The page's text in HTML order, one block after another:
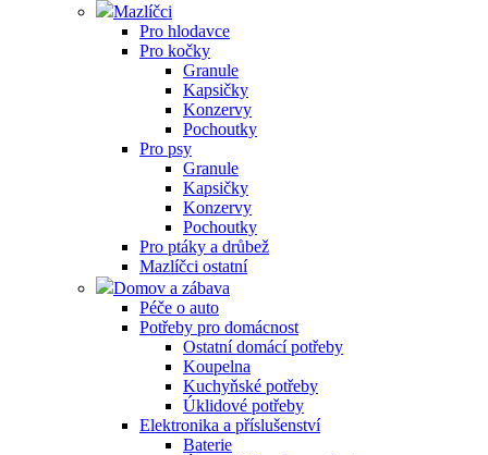
Mazlíčci
Pro hlodavce
Pro kočky
Granule
Kapsičky
Konzervy
Pochoutky
Pro psy
Granule
Kapsičky
Konzervy
Pochoutky
Pro ptáky a drůbež
Mazlíčci ostatní
Domov a zábava
Péče o auto
Potřeby pro domácnost
Ostatní domácí potřeby
Koupelna
Kuchyňské potřeby
Úklidové potřeby
Elektronika a příslušenství
Baterie